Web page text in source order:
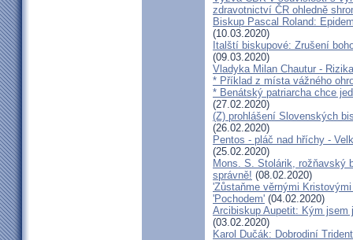
zdravotnictví ČR ohledně
Biskup Pascal Roland:
(10.03.2020)
Italští biskupové: Zrušení
(09.03.2020)
Vladyka Milan Chautur -
* Příklad z místa vážného
* Benátský patriarcha chce
(27.02.2020)
(Z) prohlášení Slovenských
(26.02.2020)
Pentos - pláč nad hříchy -
(25.02.2020)
Mons. S. Stolárik, rožňavský
správně! (08.02.2020)
'Zůstaňme věrnými
'Pochodem' (04.02.2020)
Arcibiskup Aupetit: Kým jsem
(03.02.2020)
Karol Dučák: Dobrodiní